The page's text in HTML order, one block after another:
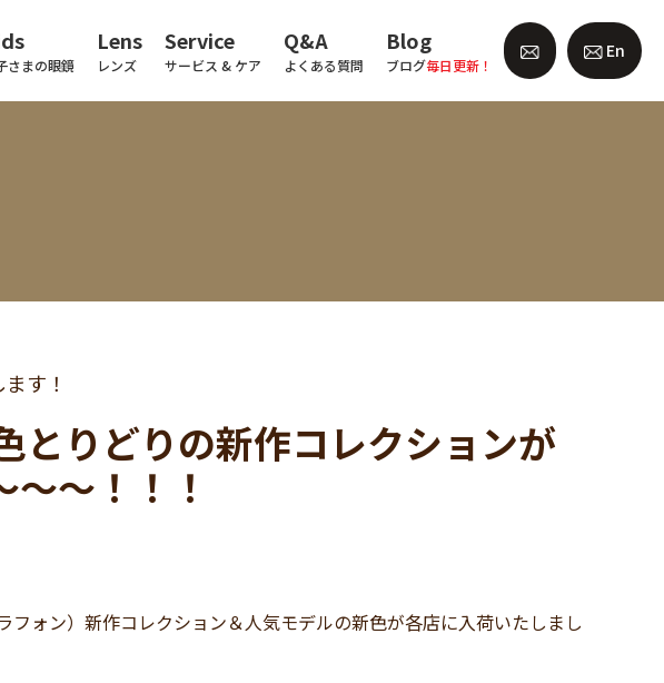
さまの眼鏡
Lens
レンズ
Service
サービス & ケア
Q&A
よくある質問
Blog
ブログ毎日更新！
En
す！
りどりの新作コレクションが
～！！！
ォン）新作コレクション＆人気モデルの新色が各店に入荷いたしまし